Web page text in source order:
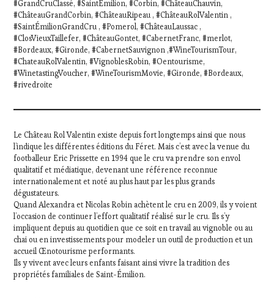
#GrandCruClassé, #SaintÉmilion, #Corbin, #ChâteauChauvin,
#ChâteauGrandCorbin, #ChâteauRipeau , #ChâteauRolValentin ,
#SaintÉmilionGrandCru , #Pomerol, #ChâteauLaussac ,
#ClosVieuxTaillefer, #ChâteauGontet, #CabernetFranc, #merlot,
#Bordeaux, #Gironde, #CabernetSauvignon ,#WineTourismTour,
#ChateauRolValentin, #VignoblesRobin, #Oentourisme,
#WinetastingVoucher, #WineTourismMovie, #Gironde, #Bordeaux,
#rivedroite
Le Château Rol Valentin existe depuis fort longtemps ainsi que nous
l’indique les différentes éditions du Féret. Mais c’est avec la venue du
footballeur Eric Prissette en 1994 que le cru va prendre son envol
qualitatif et médiatique, devenant une référence reconnue
internationalement et noté au plus haut par les plus grands
dégustateurs.
Quand Alexandra et Nicolas Robin achètent le cru en 2009, ils y voient
l’occasion de continuer l’effort qualitatif réalisé sur le cru. Ils s’y
impliquent depuis au quotidien que ce soit en travail au vignoble ou au
chai ou en investissements pour modeler un outil de production et un
accueil Œnotourisme performants.
Ils y vivent avec leurs enfants faisant ainsi vivre la tradition des
propriétés familiales de Saint-Émilion.